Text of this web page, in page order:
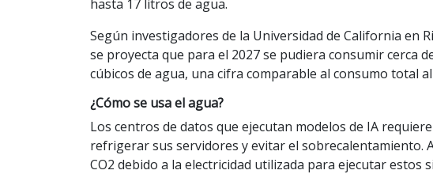
hasta 17 litros de agua.
Según investigadores de la Universidad de California en
se proyecta que para el 2027 se pudiera consumir cerca
cúbicos de agua, una cifra comparable al consumo total
¿Cómo se usa el agua?
Los centros de datos que ejecutan modelos de IA
refrigerar sus servidores y evitar el sobrecalentamiento.
CO2 debido a la electricidad utilizada para ejecutar estos